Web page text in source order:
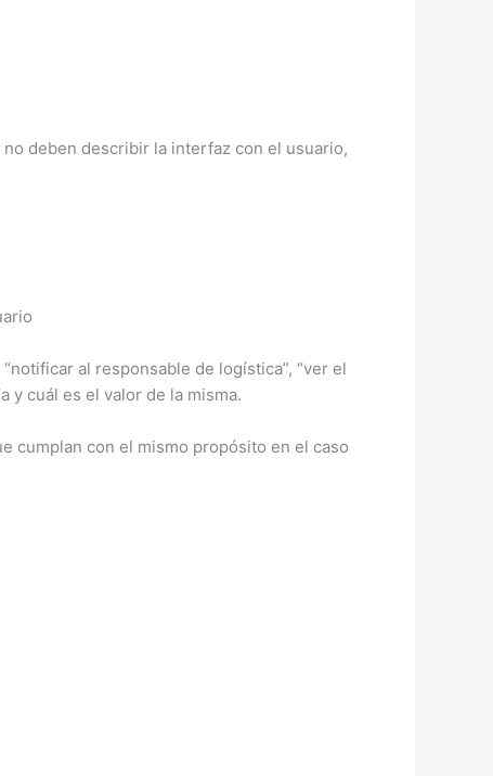
deben describir la interfaz con el usuario,
al responsable de logística”, “ver el
y cuál es el valor de la misma.
cumplan con el mismo propósito en el caso